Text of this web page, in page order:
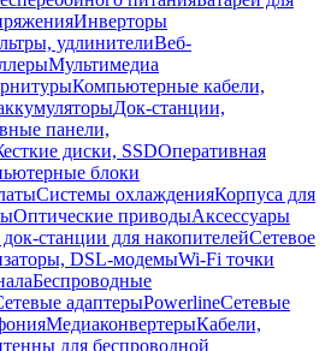
Инверторы
удлинителиВеб-
Мультимедиа
Компьютерные кабели,
Док-станции,
панели,
диски, SSDОперативная
блоки
Системы охлажденияКорпуса для
Оптические приводыАксессуары
станции для накопителейСетевое
DSL-модемыWi-Fi точки
Беспроводные
адаптерыPowerlineСетевые
МедиаконвертерыКабели,
для беспроводной